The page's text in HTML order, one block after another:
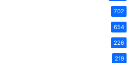
702
654
226
219